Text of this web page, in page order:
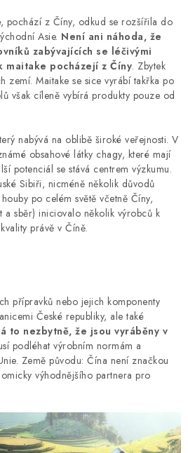
, pochází z Číny, odkud se rozšířila do
Asie. Není ani náhoda, že
zabývajících se léčivými
maitake pocházejí z Číny. Zbytek
zemí. Maitake se sice vyrábí takřka po
však cíleně vybírá produkty pouze od
nabývá na oblibě široké veřejnosti. V
obsahové látky chagy, které mají
potenciál se stává centrem výzkumu.
Sibiři, nicméně několik důvodů
po celém světě včetně Číny,
a sběr) iniciovalo několik výrobců k
právě v Číně.
přípravků nebo jejich komponenty
České republiky, ale také
to nezbytně, že jsou vyráběny v
podléhat výrobním normám a
Země původu: Čína není značkou
výhodnějšího partnera pro